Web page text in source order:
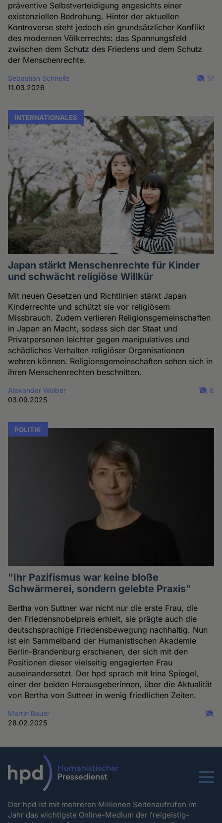
präventive Selbstverteidigung angesichts einer
existenziellen Bedrohung. Hinter der aktuellen
Kontroverse steht jedoch ein grundsätzlicher Konflikt
des modernen Völkerrechts: das Spannungsfeld
zwischen dem Schutz des Friedens und dem Schutz
der Menschenrechte.
Sebastian Schnelle
11.03.2026
17
INTERNATIONALES
Japan stärkt Menschenrechte für Kinder
und schwächt religiöse Willkür
Mit neuen Gesetzen und Richtlinien stärkt Japan
Kinderrechte und schützt sie vor religiösem
Missbrauch. Zudem verlieren Religionsgemeinschaften
in Japan an Macht, sodass sich der Staat und
Privatpersonen leichter gegen manipulatives und
schädliches Verhalten religiöser Organisationen
wehren können. Religionsgemeinschaften sehen sich in
ihren Menschenrechten beschnitten.
Alexander Wolber
03.09.2025
8
POLITIK
"Ihr Pazifismus war keine bloße
Schwärmerei, sondern gelebte Praxis"
Bertha von Suttner war nicht nur die erste Frau, die
den Friedensnobelpreis erhielt, sie prägte auch die
deutschsprachige Friedensbewegung nachhaltig. Nun
ist ein Sammelband der Humanistischen Akademie
Berlin-Brandenburg erschienen, der sich mit den
Positionen dieser vielseitig engagierten Frau
auseinandersetzt. Der hpd sprach mit Irina Spiegel,
einer der beiden Herausgeberinnen, über die Aktualität
von Bertha von Suttner in wenig friedlichen Zeiten.
Martin Bauer
28.02.2025
Menu
Der hpd ist mit mehreren Millionen Seitenaufrufen im
Jahr das wichtigste Online-Medium der freigeistig-